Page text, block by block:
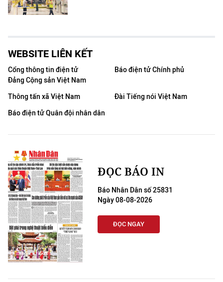
WEBSITE LIÊN KẾT
Cổng thông tin điện tử
Đảng Cộng sản Việt Nam
Báo điện tử Chính phủ
Thông tấn xã Việt Nam
Đài Tiếng nói Việt Nam
Báo điện tử Quân đội nhân dân
ĐỌC BÁO IN
Báo Nhân Dân số 25831
Ngày 08-08-2026
ĐỌC NGAY